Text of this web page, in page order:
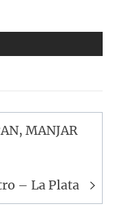
MANJAR
– La Plata